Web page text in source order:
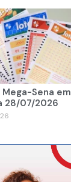
Sena em
28/07/2026